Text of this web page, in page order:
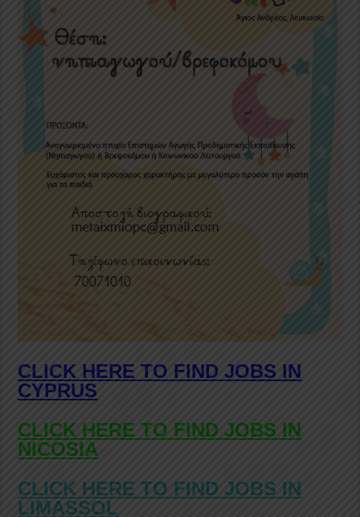
CLICK HERE TO FIND JOBS IN
CYPRUS
CLICK HERE TO FIND JOBS IN
NICOSIA
CLICK HERE TO FIND JOBS IN
LIMASSOL